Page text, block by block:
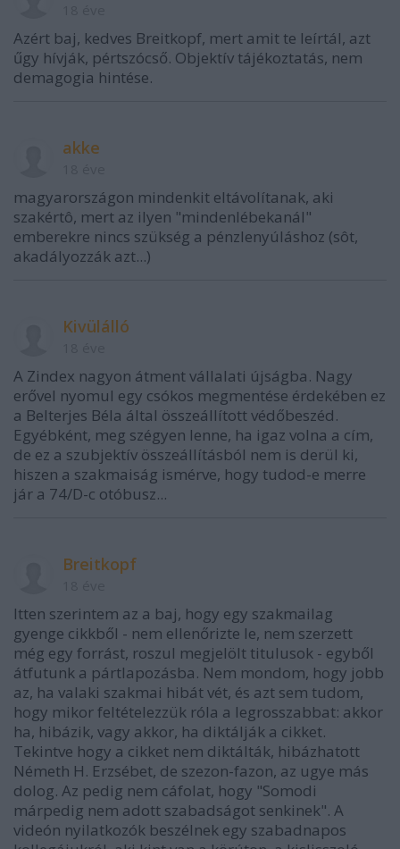
Azért baj, kedves Breitkopf, mert amit te leírtál, azt
űgy hívják, pértszócső. Objektív tájékoztatás, nem
demagogia hintése.
akke
magyarországon mindenkit eltávolítanak, aki
szakértô, mert az ilyen "mindenlébekanál"
emberekre nincs szükség a pénzlenyúláshoz (sôt,
akadályozzák azt...)
Kivülálló
A Zindex nagyon átment vállalati újságba. Nagy
erővel nyomul egy csókos megmentése érdekében ez
a Belterjes Béla által összeállított védőbeszéd.
Egyébként, meg szégyen lenne, ha igaz volna a cím,
de ez a szubjektív összeállításból nem is derül ki,
hiszen a szakmaiság ismérve, hogy tudod-e merre
jár a 74/D-c otóbusz...
Breitkopf
Itten szerintem az a baj, hogy egy szakmailag
gyenge cikkből - nem ellenőrizte le, nem szerzett
még egy forrást, roszul megjelölt titulusok - egyből
átfutunk a pártlapozásba. Nem mondom, hogy jobb
az, ha valaki szakmai hibát vét, és azt sem tudom,
hogy mikor feltételezzük róla a legrosszabbat: akkor
ha, hibázik, vagy akkor, ha diktálják a cikket.
Tekintve hogy a cikket nem diktálták, hibázhatott
Németh H. Erzsébet, de szezon-fazon, az ugye más
dolog. Az pedig nem cáfolat, hogy "Somodi
márpedig nem adott szabadságot senkinek". A
videón nyilatkozók beszélnek egy szabadnapos